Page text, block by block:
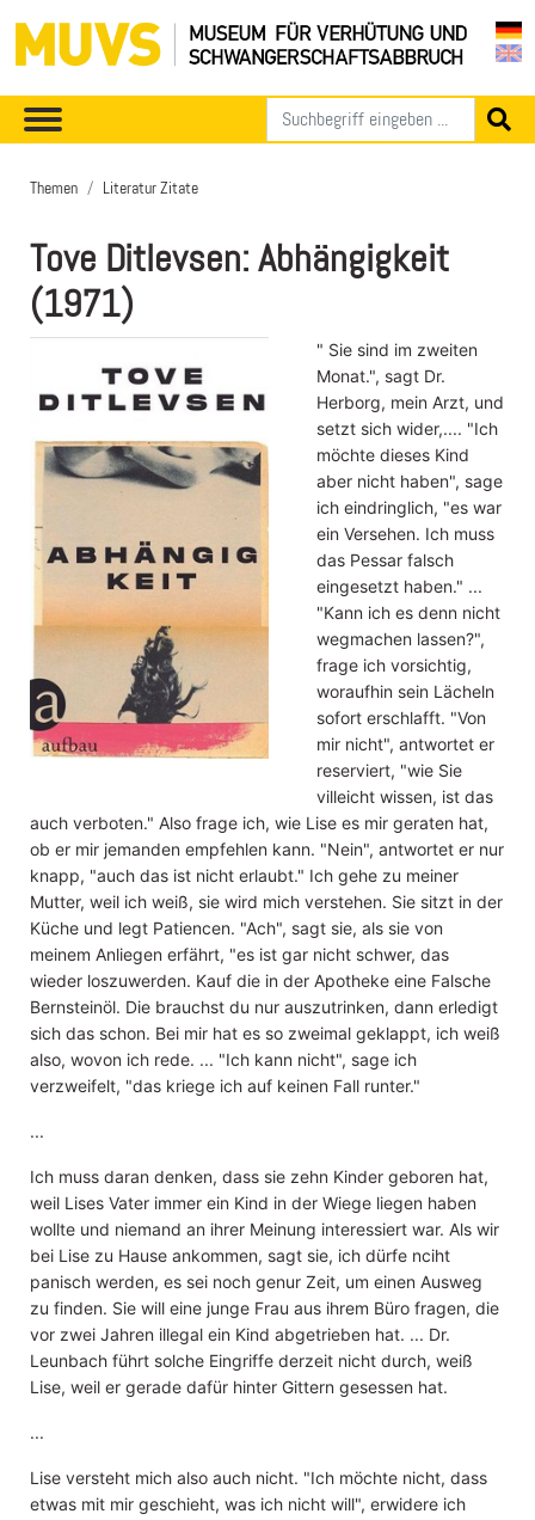
Themen Literatur Zitate
Tove Ditlevsen: Abhängigkeit
(1971)
" Sie sind im zweiten
Monat.", sagt Dr.
Herborg, mein Arzt, und
setzt sich wider,.... "Ich
möchte dieses Kind
aber nicht haben", sage
ich eindringlich, "es war
ein Versehen. Ich muss
das Pessar falsch
eingesetzt haben." ...
"Kann ich es denn nicht
wegmachen lassen?",
frage ich vorsichtig,
woraufhin sein Lächeln
sofort erschlafft. "Von
mir nicht", antwortet er
reserviert, "wie Sie
villeicht wissen, ist das
auch verboten." Also frage ich, wie Lise es mir geraten hat,
ob er mir jemanden empfehlen kann. "Nein", antwortet er nur
knapp, "auch das ist nicht erlaubt." Ich gehe zu meiner
Mutter, weil ich weiß, sie wird mich verstehen. Sie sitzt in der
Küche und legt Patiencen. "Ach", sagt sie, als sie von
meinem Anliegen erfährt, "es ist gar nicht schwer, das
wieder loszuwerden. Kauf die in der Apotheke eine Falsche
Bernsteinöl. Die brauchst du nur auszutrinken, dann erledigt
sich das schon. Bei mir hat es so zweimal geklappt, ich weiß
also, wovon ich rede. ... "Ich kann nicht", sage ich
verzweifelt, "das kriege ich auf keinen Fall runter."
...
Ich muss daran denken, dass sie zehn Kinder geboren hat,
weil Lises Vater immer ein Kind in der Wiege liegen haben
wollte und niemand an ihrer Meinung interessiert war. Als wir
bei Lise zu Hause ankommen, sagt sie, ich dürfe nciht
panisch werden, es sei noch genur Zeit, um einen Ausweg
zu finden. Sie will eine junge Frau aus ihrem Büro fragen, die
vor zwei Jahren illegal ein Kind abgetrieben hat. ... Dr.
Leunbach führt solche Eingriffe derzeit nicht durch, weiß
Lise, weil er gerade dafür hinter Gittern gesessen hat.
...
Lise versteht mich also auch nicht. "Ich möchte nicht, dass
etwas mit mir geschieht, was ich nicht will", erwidere ich